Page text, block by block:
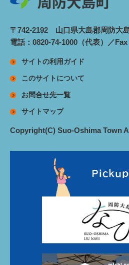
〒742-2192 山口県大島郡周防大
電話：0820-74-1000（代表）／
サイトの利用ガイド
このサイトについて
お問合せ先一覧
サイトマップ
Copyright(C) Suo-Oshima Town